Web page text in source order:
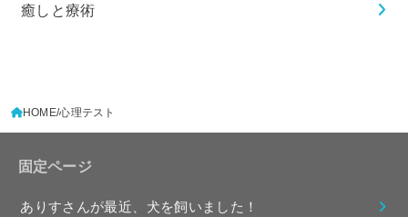
癒しと療術
HOME 心理テスト
固定ページ
ありすさんが最近、犬を飼いました！